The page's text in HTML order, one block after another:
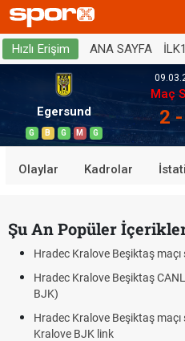
Hızlı Erişim ANA SAYFA
Egersund
G B G M G
Maç
2
Olaylar Kadrolar
Şu An Popüler
Hradec Kralove Beşiktaş maçı
Hradec Kralove Beşiktaş
BJK)
Hradec Kralove Beşiktaş
Kralove BJK link